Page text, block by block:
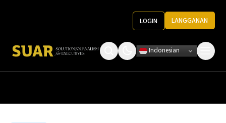
LOGIN LANGGANAN
Ketentuan Penggunaan
Indonesian